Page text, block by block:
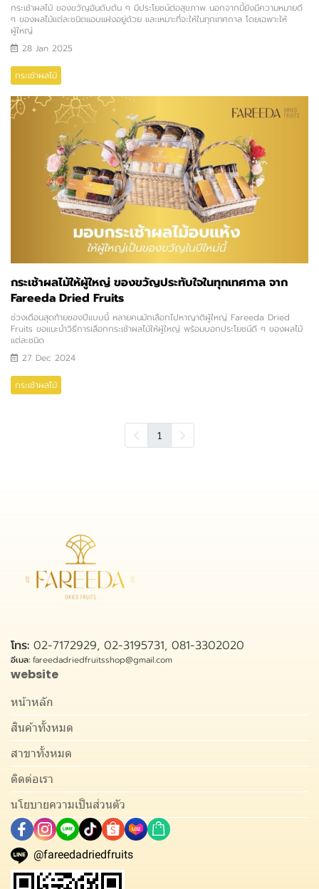
กระเช้าผลไม้ ของขวัญอันดับต้น ๆ มีประโยชน์ต่อสุขภาพ นอกจากนี้ยังมีความหมายดี
ๆ ของผลไม้แต่ละชนิดแอบแฝงอยู่ด้วย และเหมาะที่จะให้ในทุกเทศกาล โดยเฉพาะให้
ผู้ใหญ่
28 Jan 2025
กระเช้าผลไม้
กระเช้าผลไม้ให้ผู้ใหญ่ ของขวัญประทับใจในทุกเทศกาล จาก
Fareeda Dried Fruits
ช่วงเดือนสุดท้ายของปีแบบนี้ หลายคนมักเลือกไปหาญาติผู้ใหญ่ Fareeda Dried
Fruits ขอแนะนำวิธีการเลือกกระเช้าผลไม้ให้ผู้ใหญ่ พร้อมบอกประโยชน์ดี ๆ ของผลไม้
แต่ละชนิด
27 Dec 2024
กระเช้าผลไม้
1
โทร: 02-7172929, 02-3195731, 081-3302020
อีเมล: fareedadriedfruitsshop@gmail.com
website
หน้าหลัก
สินค้าทั้งหมด
สาขาทั้งหมด
ติดต่อเรา
นโยบายความเป็นส่วนตัว
@fareedadriedfruits